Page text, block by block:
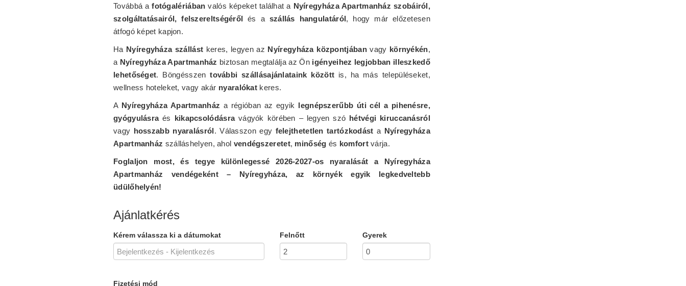
Továbbá afotógalériában valós képeket találhat a Nyíregyháza Apartmanház szobáiról,
szolgáltatásairól, felszereltségéről és a szállás hangulatáról, hogy már előzetesen
átfogó képet kapjon.
Ha Nyíregyháza szállást keres, legyen az Nyíregyháza központjábanvagy környékén,
a Nyíregyháza Apartmanház biztosan megtalálja az Ön igényeihez legjobban illeszkedő
lehetőséget. Böngésszentovábbi szállásajánlataink között is, ha más településeket,
wellness hoteleket, vagy akár nyaralókat keres.
A Nyíregyháza Apartmanház a régióban az egyik legnépszerűbb úti cél a pihenésre,
gyógyulásraés kikapcsolódásravágyók körében – legyen szó hétvégi kiruccanásról
vagy hosszabb nyaralásról. Válasszon egy felejthetetlen tartózkodást a Nyíregyháza
Apartmanház szálláshelyen, ahol vendégszeretet, minőség és komfortvárja.
Foglaljon most, és tegye különlegessé 2026-2027-os nyaralását a Nyíregyháza
Apartmanház vendégeként – Nyíregyháza, az környék egyik legkedveltebb
üdülőhelyén!
Ajánlatkérés
Kérem válassza ki a dátumokat Felnőtt Gyerek
Fizetési mód